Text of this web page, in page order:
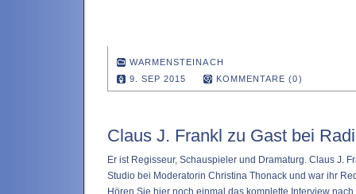
WARMENSTEINACH
9. SEP 2015
KOMMENTARE (0)
Claus J. Frankl zu Gast bei
Er ist Regisseur, Schauspieler und Dramaturg. Claus J.
Studio bei Moderatorin Christina Thonack und war ihr